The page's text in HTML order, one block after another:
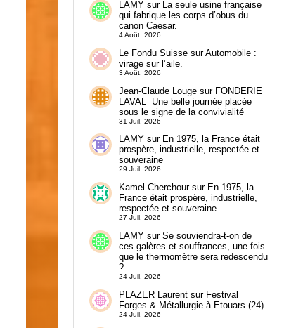
LAMYsur La seule usine française
qui fabrique les corps d’obus du
canon Caesar.
4 Août. 2026
Le Fondu SuissesurAutomobile :
virage sur l’aile.
3 Août. 2026
Jean-Claude Lougesur FONDERIE
LAVAL Une belle journée placée
sous le signe de la convivialité
31 Juil. 2026
LAMYsur En 1975, la France était
prospère, industrielle, respectée et
souveraine
29 Juil. 2026
Kamel Cherchoursur En 1975, la
France était prospère, industrielle,
respectée et souveraine
27 Juil. 2026
LAMYsur Se souviendra-t-on de
ces galères et souffrances, une fois
que le thermomètre sera redescendu
?
24 Juil. 2026
PLAZER Laurentsur Festival
Forges & Métallurgie à Etouars (24)
24 Juil. 2026